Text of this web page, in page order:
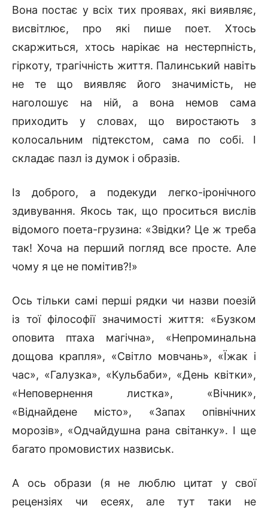
Вона постає у всіх тих проявах, які виявляє,
висвітлює, про які пише поет. Хтось
скаржиться, хтось нарікає на нестерпність,
гіркоту, трагічність життя. Палинський навіть
не те що виявляє його значимість, не
наголошує на ній, а вона немов сама
приходить у словах, що виростають з
колосальним підтекстом, сама по собі. І
складає пазл із думок і образів.
Із доброго, а подекуди легко-іронічного
здивування. Якось так, що проситься вислів
відомого поета-грузина: «Звідки? Це ж треба
так! Хоча на перший погляд все просте. Але
чому я це не помітив?!»
Ось тільки самі перші рядки чи назви поезій
із тої філософії значимості життя: «Бузком
оповита птаха магічна», «Непроминальна
дощова крапля», «Світло мовчань», «Їжак і
час», «Галузка», «Кульбаби», «День квітки»,
«Неповернення листка», «Вічник»,
«Віднайдене місто», «Запах опівнічних
морозів», «Одчайдушна рана світанку». І ще
багато промовистих назвиськ.
А ось образи (я не люблю цитат у свої
рецензіях чи есеях, але тут таки не